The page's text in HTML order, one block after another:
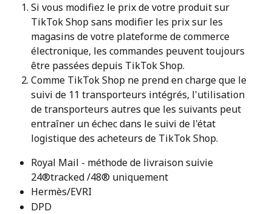
Si vous modifiez le prix de votre produit sur
TikTok Shop sans modifier les prix sur les
magasins de votre plateforme de commerce
électronique, les commandes peuvent toujours
être passées depuis TikTok Shop.
Comme TikTok Shop ne prend en charge que le
suivi de 11 transporteurs intégrés, l'utilisation
de transporteurs autres que les suivants peut
entraîner un échec dans le suivi de l'état
logistique des acheteurs de TikTok Shop.
Royal Mail - méthode de livraison suivie
24®tracked /48® uniquement
Hermès/EVRI
DPD